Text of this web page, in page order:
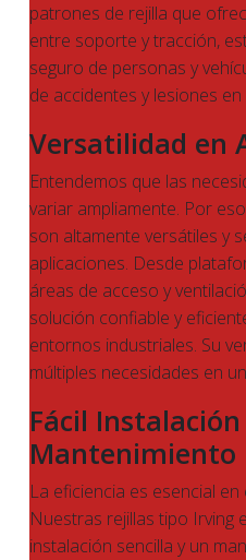
patrones de rejilla que
entre soporte y tracción,
seguro de personas y
de accidentes y lesiones
Versatilidad en
Entendemos que las
variar ampliamente. Por
son altamente versátiles y
aplicaciones. Desde
áreas de acceso y
solución confiable y
entornos industriales. Su
múltiples necesidades en
Fácil
Mantenimiento
La eficiencia es esencial
Nuestras rejillas tipo Irving
instalación sencilla y un